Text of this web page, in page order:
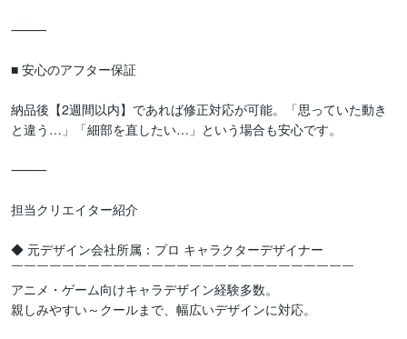
⸻
■ 安心のアフター保証
納品後【2週間以内】であれば修正対応が可能。「思っていた動き
と違う…」「細部を直したい…」という場合も安心です。
⸻
担当クリエイター紹介
◆ 元デザイン会社所属：プロ キャラクターデザイナー
￣￣￣￣￣￣￣￣￣￣￣￣￣￣￣￣￣￣￣￣￣￣￣￣￣￣￣
アニメ・ゲーム向けキャラデザイン経験多数。
親しみやすい～クールまで、幅広いデザインに対応。